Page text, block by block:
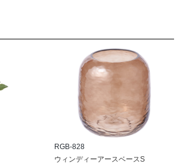
RGB-828
ウィンディーアースベースS